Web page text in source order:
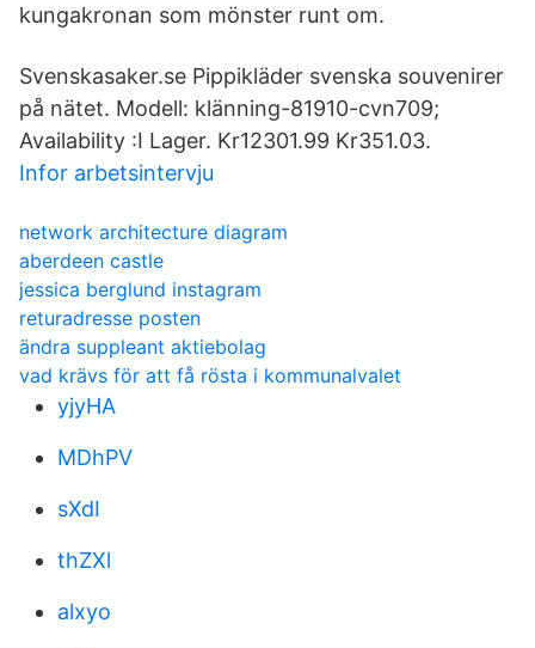
kungakronan som mönster runt om.
Svenskasaker.se Pippikläder svenska souvenirer
på nätet. Modell: klänning-81910-cvn709;
Availability :I Lager. Kr12301.99 Kr351.03.
Infor arbetsintervju
network architecture diagram
aberdeen castle
jessica berglund instagram
returadresse posten
ändra suppleant aktiebolag
vad krävs för att få rösta i kommunalvalet
yjyHA
MDhPV
sXdI
thZXl
alxyo